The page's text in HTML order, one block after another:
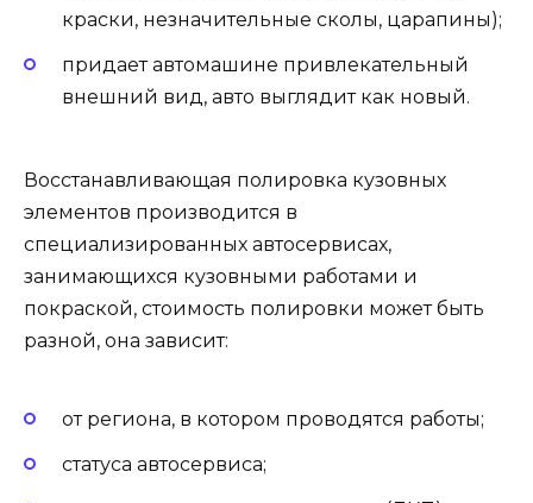
краски, незначительные сколы, царапины);
придает автомашине привлекательный
внешний вид, авто выглядит как новый.
Восстанавливающая полировка кузовных
элементов производится в
специализированных автосервисах,
занимающихся кузовными работами и
покраской, стоимость полировки может быть
разной, она зависит:
от региона, в котором проводятся работы;
статуса автосервиса;